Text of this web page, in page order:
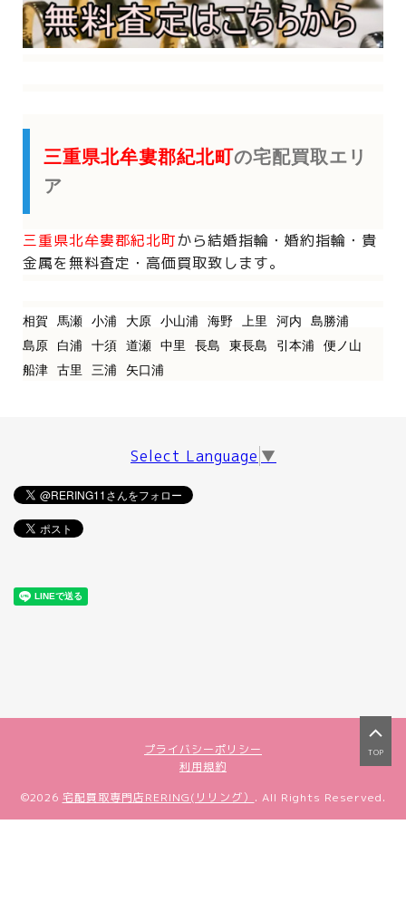
三重県北牟婁郡紀北町の宅配買取エリ
ア
三重県北牟婁郡紀北町から結婚指輪・婚約指輪・貴
金属を無料査定・高価買取致します。
相賀 馬瀬 小浦 大原 小山浦 海野 上里 河内
島勝浦
島原
白浦 十須 道瀬 中里 長島 東長島 引本浦
便ノ山
船津
古里 三浦 矢口浦
Select Language ▼
プライバシーポリシー
利用規約
TOP
©2026 宅配買取専門店RERING(リリング） . All Rights Reserved.